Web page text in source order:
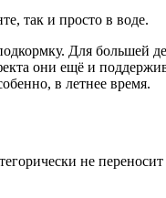
так и просто в воде.
Для большей
они ещё и
в летнее время.
не